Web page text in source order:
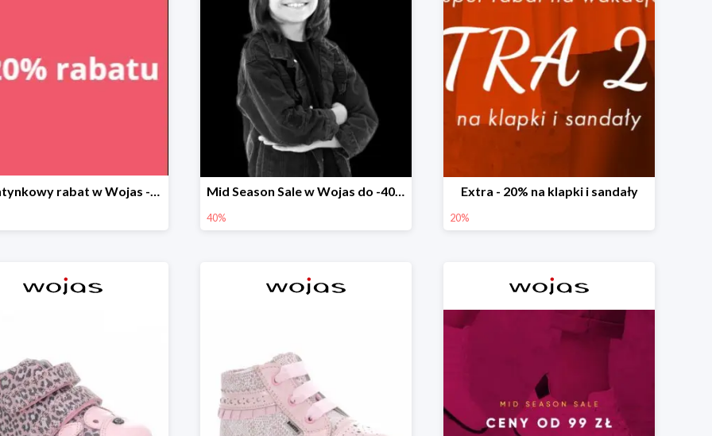
Walentynkowy rabat w Wojas -20% Mid Season Sale w Wojas do -40%
40%
Extra - 20% na klapki i sandały
20%